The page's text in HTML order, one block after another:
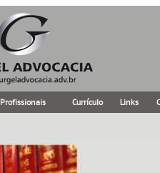
Profissionais Currículo Links